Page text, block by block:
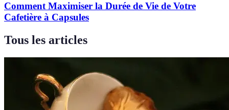
Comment Maximiser la Durée de Vie de Votre
Cafetière à Capsules
Tous les articles